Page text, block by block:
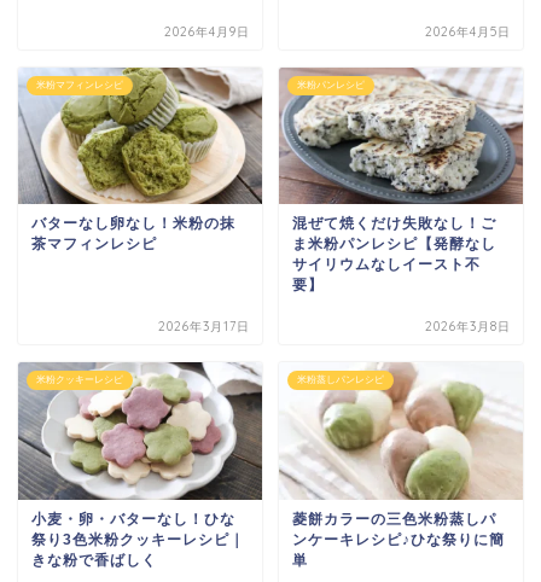
2026年4月9日 2026年4月5日
米粉マフィンレシピ
バターなし卵なし！米粉の抹
茶マフィンレシピ
2026年3月17日
米粉パンレシピ
混ぜて焼くだけ失敗なし！ご
ま米粉パンレシピ【発酵なし
サイリウムなしイースト不
要】
2026年3月8日
米粉クッキーレシピ
小麦・卵・バターなし！ひな
祭り3色米粉クッキーレシピ｜
きな粉で香ばしく
米粉蒸しパンレシピ
菱餅カラーの三色米粉蒸しパ
ンケーキレシピ♪ひな祭りに簡
単